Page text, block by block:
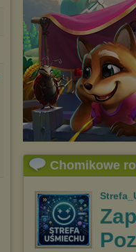
Chomikowe